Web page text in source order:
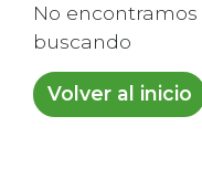
No
buscando
Volver al inicio